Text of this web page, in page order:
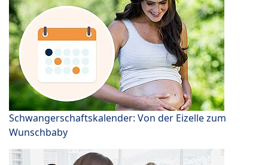
Schwangerschaftskalender: Von der Eizelle zum
Wunschbaby